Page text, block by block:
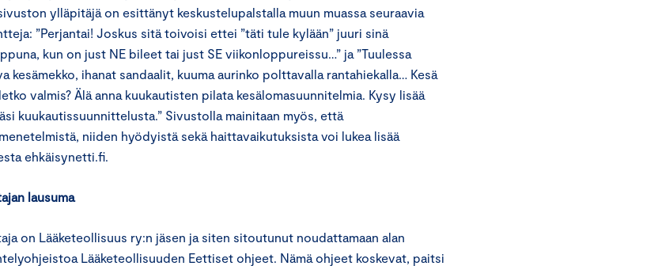
ylläpitäjä on esittänyt keskustelupalstalla muun muassa seuraavia
”Perjantai! Joskus sitä toivoisi ettei ”täti tule kylään” juuri sinä
kun on just NE bileet tai just SE viikonloppureissu…” ja ”Tuulessa
kesämekko, ihanat sandaalit, kuuma aurinko polttavalla rantahiekalla… Kesä
valmis? Älä anna kuukautisten pilata kesälomasuunnitelmia. Kysy lisää
kuukautissuunnittelusta.” Sivustolla mainitaan myös, että
niiden hyödyistä sekä haittavaikutuksista voi lukea lisää
ehkäisynetti.fi.
lausuma
on Lääketeollisuus ry:n jäsen ja siten sitoutunut noudattamaan alan
Lääketeollisuuden Eettiset ohjeet. Nämä ohjeet koskevat, paitsi